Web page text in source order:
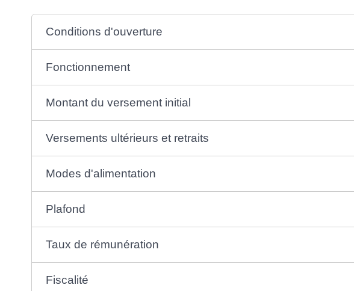
Conditions d'ouverture
Fonctionnement
Montant du versement initial
Versements ultérieurs et retraits
Modes d'alimentation
Plafond
Taux de rémunération
Fiscalité